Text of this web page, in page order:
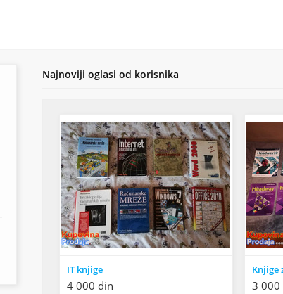
Najnoviji oglasi od korisnika
IT knjige
4 000 din 3 000